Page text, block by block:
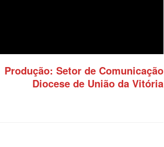
Produção: Setor de Comunicação
Diocese de União da Vitória